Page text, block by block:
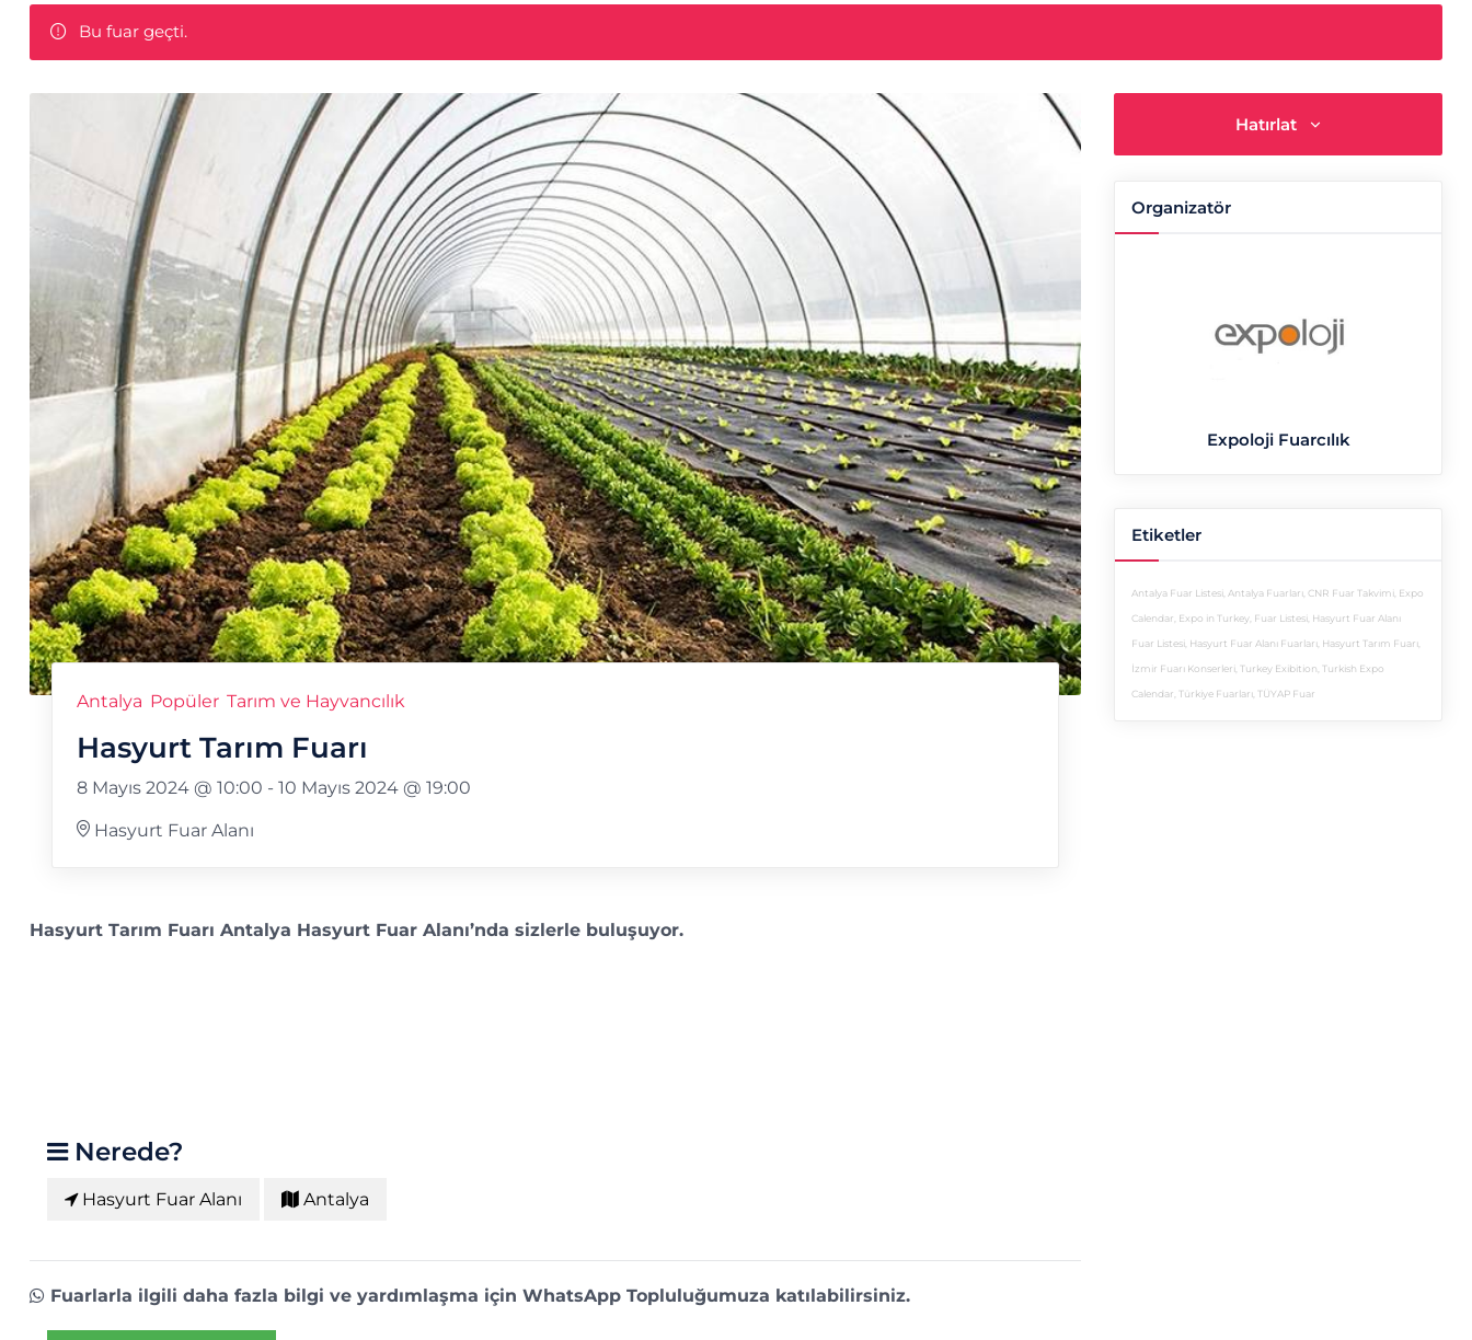
Bu fuar geçti.
Antalya Popüler Tarım ve Hayvancılık
Hasyurt Tarım Fuarı
8 Mayıs 2024 @ 10:00 -10 Mayıs 2024 @ 19:00
Hasyurt Fuar Alanı
Hasyurt Tarım Fuarı Antalya Hasyurt Fuar Alanı’nda sizlerle buluşuyor.
Nerede?
Hasyurt Fuar Alanı Antalya
Fuarlarla ilgili daha fazla bilgi ve yardımlaşma için WhatsApp Topluluğumuza katılabilirsiniz.
Hatırlat
Organizatör
Expoloji Fuarcılık
Etiketler
Antalya Fuar Listesi,Antalya Fuarları,CNR Fuar Takvimi, Expo
Calendar, Expo in Turkey, Fuar Listesi, Hasyurt Fuar Alanı
Fuar Listesi, Hasyurt Fuar Alanı Fuarları, Hasyurt Tarım Fuarı,
İzmir Fuarı Konserleri, Turkey Exibition, Turkish Expo
Calendar, Türkiye Fuarları, TÜYAP Fuar